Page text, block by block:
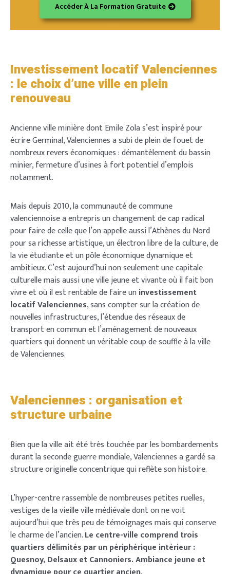
Accéder À La Formation Gratuite
Investissement locatif Valenciennes
: le choix d’une ville en plein
renouveau
Ancienne ville minière dont Emile Zola s’est inspiré pour
écrire Germinal, Valenciennes a subi de plein de fouet de
nombreux revers économiques : démantèlement du bassin
minier, fermeture d’usines à fort potentiel d’emplois
notamment.
Mais depuis 2010, la communauté de commune
valenciennoise a entrepris un changement de cap radical
pour faire de celle que l’on appelle aussi l’Athènes du Nord
pour sa richesse artistique, un électron libre de la culture, de
la vie étudiante et un pôle économique dynamique et
ambitieux. C’est aujourd’hui non seulement une capitale
culturelle mais aussi une ville jeune et vivante où il fait bon
vivre et où il est rentable de faire uninvestissement
locatif Valenciennes, sans compter sur la création de
nouvelles infrastructures, l’étendue des réseaux de
transport en commun et l’aménagement de nouveaux
quartiers qui donnent un véritable coup de souffle à la ville
de Valenciennes.
Valenciennes : organisation et
structure urbaine
Bien que la ville ait été très touchée par les bombardements
durant la seconde guerre mondiale, Valenciennes a gardé sa
structure originelle concentrique qui reflète son histoire.
L’hyper-centre rassemble de nombreuses petites ruelles,
vestiges de la vieille ville médiévale dont on ne voit
aujourd’hui que très peu de témoignages mais qui conserve
le charme de l’ancien.Le centre-ville comprend trois
quartiers délimités par un périphérique intérieur :
Quesnoy, Delsaux et Cannoniers. Ambiance jeune et